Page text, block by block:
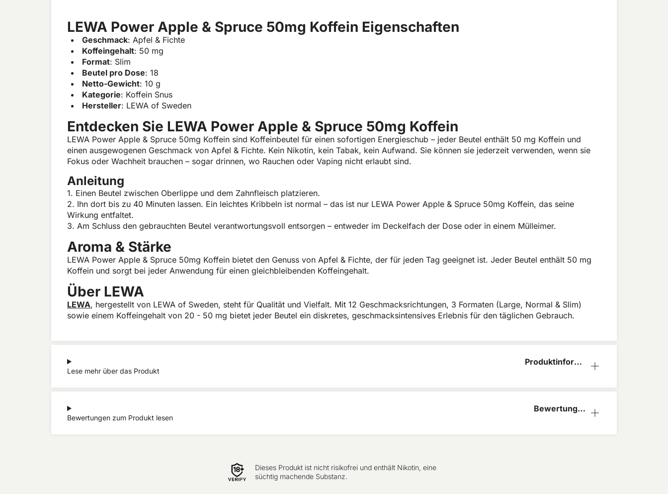
LEWA Power Apple & Spruce 50mg Koffein Eigenschaften
Geschmack: Apfel & Fichte
Koffeingehalt: 50 mg
Format: Slim
Beutel pro Dose: 18
Netto-Gewicht: 10 g
Kategorie: Koffein Snus
Hersteller: LEWA of Sweden
Entdecken Sie LEWA Power Apple & Spruce 50mg Koffein
LEWA Power Apple & Spruce 50mg Koffein sind Koffeinbeutel für einen sofortigen Energieschub – jeder Beutel enthält 50 mg Koffein und
einen ausgewogenen Geschmack von Apfel & Fichte. Kein Nikotin, kein Tabak, kein Aufwand. Sie können sie jederzeit verwenden, wenn sie
Fokus oder Wachheit brauchen – sogar drinnen, wo Rauchen oder Vaping nicht erlaubt sind.
Anleitung
1. Einen Beutel zwischen Oberlippe und dem Zahnfleisch platzieren.
2. Ihn dort bis zu 40 Minuten lassen. Ein leichtes Kribbeln ist normal – das ist nur LEWA Power Apple & Spruce 50mg Koffein, das seine
Wirkung entfaltet.
3. Am Schluss den gebrauchten Beutel verantwortungsvoll entsorgen – entweder im Deckelfach der Dose oder in einem Mülleimer.
Aroma & Stärke
LEWA Power Apple & Spruce 50mg Koffein bietet den Genuss von Apfel & Fichte, der für jeden Tag geeignet ist. Jeder Beutel enthält 50 mg
Koffein und sorgt bei jeder Anwendung für einen gleichbleibenden Koffeingehalt.
Über LEWA
LEWA, hergestellt von LEWA of Sweden, steht für Qualität und Vielfalt. Mit 12 Geschmacksrichtungen, 3 Formaten (Large, Normal & Slim)
sowie einem Koffeingehalt von 20 - 50 mg bietet jeder Beutel ein diskretes, geschmacksintensives Erlebnis für den täglichen Gebrauch.
Produktinform
Lese mehr über das Produkt
Bewertungen
Bewertungen zum Produkt lesen
Dieses Produkt ist nicht risikofrei und enthält Nikotin, eine
süchtig machende Substanz.